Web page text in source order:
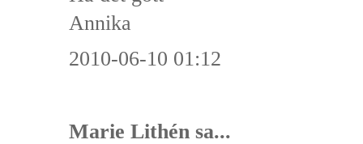
Annika
2010-06-10 01:12
Marie Lithén sa...